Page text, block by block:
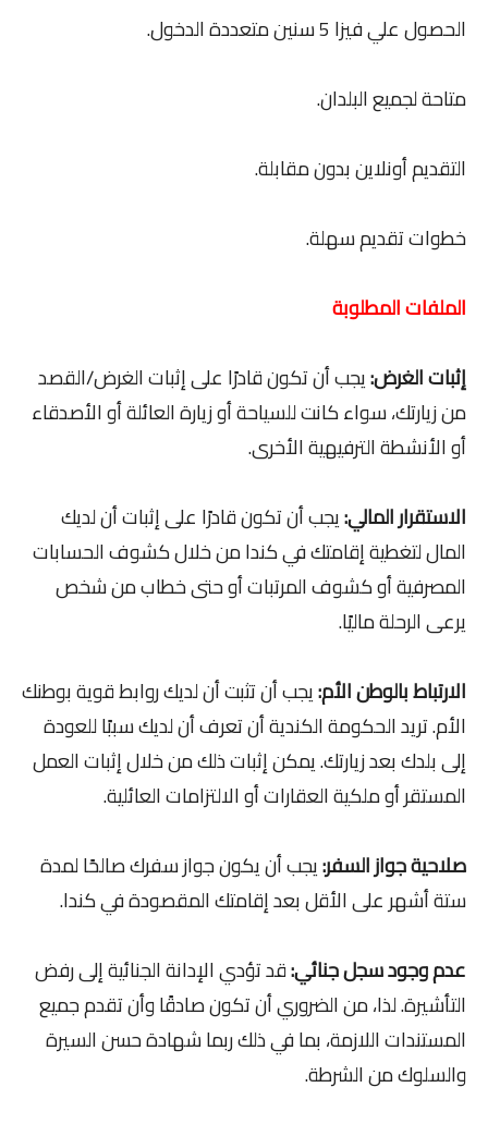
الحصول علي فيزا 5 سنين متعددة الدخول.
متاحة لجميع البلدان.
التقديم أونلاين بدون مقابلة.
خطوات تقديم سهلة.
الملفات المطلوبة
إثبات الغرض:يجب أن تكون قادرًا على إثبات الغرض/القصد
من زيارتك، سواء كانت للسياحة أو زيارة العائلة أو الأصدقاء
أو الأنشطة الترفيهية الأخرى.
الاستقرار المالي:يجب أن تكون قادرًا على إثبات أن لديك
المال لتغطية إقامتك في كندا من خلال كشوف الحسابات
المصرفية أو كشوف المرتبات أو حتى خطاب من شخص
يرعى الرحلة ماليًا.
الارتباط بالوطن الأم:يجب أن تثبت أن لديك روابط قوية بوطنك
الأم. تريد الحكومة الكندية أن تعرف أن لديك سببًا للعودة
إلى بلدك بعد زيارتك. يمكن إثبات ذلك من خلال إثبات العمل
المستقر أو ملكية العقارات أو الالتزامات العائلية.
صلاحية جواز السفر:يجب أن يكون جواز سفرك صالحًا لمدة
ستة أشهر على الأقل بعد إقامتك المقصودة في كندا.
عدم وجود سجل جنائي:قد تؤدي الإدانة الجنائية إلى رفض
التأشيرة. لذا، من الضروري أن تكون صادقًا وأن تقدم جميع
المستندات اللازمة، بما في ذلك ربما شهادة حسن السيرة
والسلوك من الشرطة.